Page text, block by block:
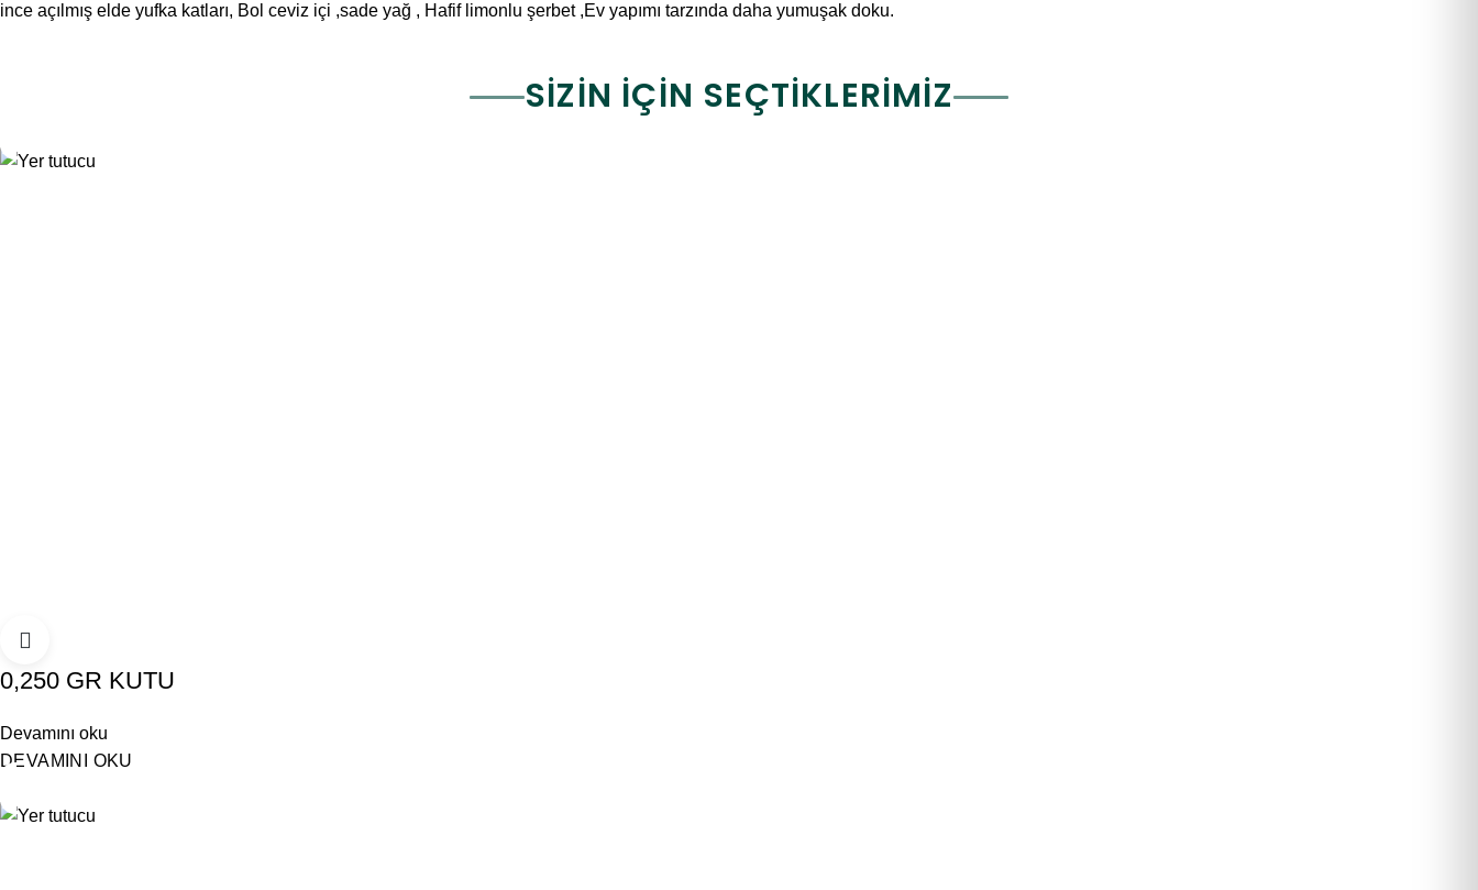
ince açılmış elde yufka katları, Bol ceviz içi ,sade yağ , Hafif limonlu şerbet ,Ev yapımı tarzında daha yumuşak doku.
SİZİN İÇİN SEÇTİKLERİMİZ
0,250 GR KUTU
Devamını oku
DEVAMINI OKU